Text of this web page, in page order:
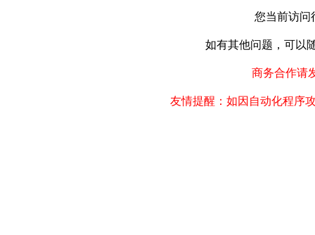
您当前访问
如有其他问题，可以
商务合作请
友情提醒：如因自动化程序